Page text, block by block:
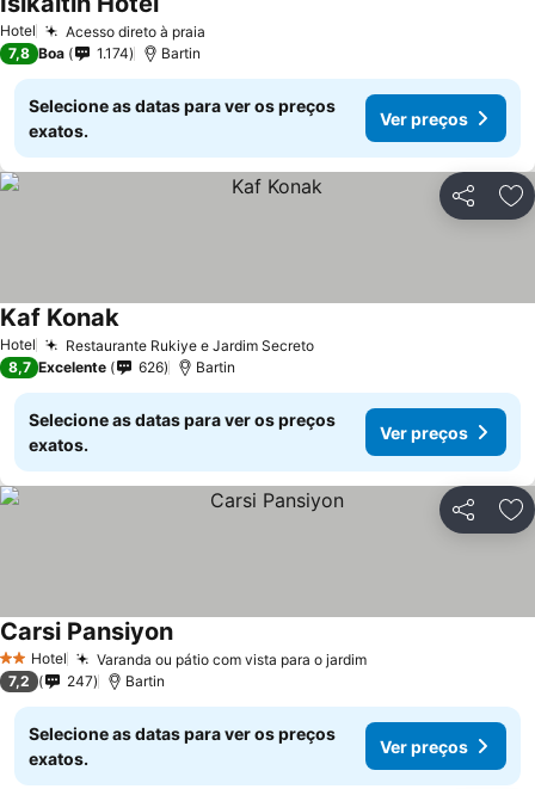
Hotel Acesso direto à praia
7,8 Boa 1.174 Bartin
Selecione as datas para ver os preços
exatos.
Ver preços
Partilhar
Hotel Restaurante Rukiye e Jardim Secreto
Kaf Konak
8,7 Excelente 626 Bartin
Selecione as datas para ver os preços
exatos.
Ver preços
Partilhar
2 Estrelas
Hotel Varanda ou pátio com vista para o jardim
Carsi Pansiyon
7,2 247 Bartin
Selecione as datas para ver os preços
exatos.
Ver preços